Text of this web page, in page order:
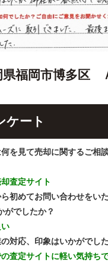
県福岡市博多区
ケート
を見て売却に関するご相
査定サイト
初めてお問い合わせをい
がでしたか？
い
対応、印象はいかがでし
査定サイトに軽い気持ち